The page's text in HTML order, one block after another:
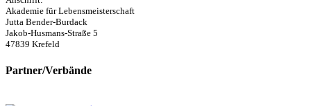
Akademie für Lebensmeisterschaft
Jutta Bender-Burdack
Jakob-Husmans-Straße 5
47839 Krefeld
Partner/Verbände